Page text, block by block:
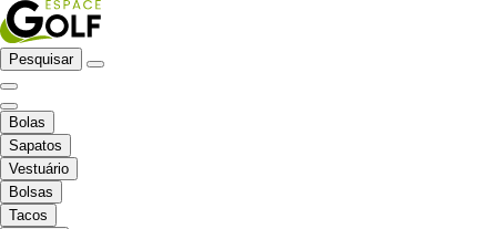
Pesquisar
Bolas
Sapatos
Vestuário
Bolsas
Tacos